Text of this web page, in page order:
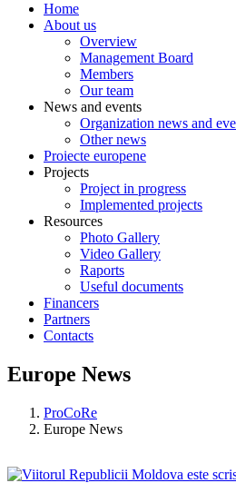
Home
About us
Overview
Management Board
Members
Our team
News and events
Organization news and
Other news
Proiecte europene
Projects
Project in progress
Implemented projects
Resources
Photo Gallery
Video Gallery
Raports
Useful documents
Financers
Partners
Contacts
Europe News
ProCoRe
Europe News